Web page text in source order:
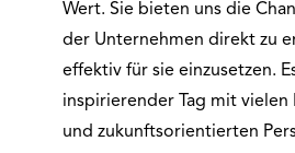
Wert. Sie bieten uns die
der Unternehmen direkt zu
effektiv für sie einzusetzen.
inspirierender Tag mit vielen
und zukunftsorientierten